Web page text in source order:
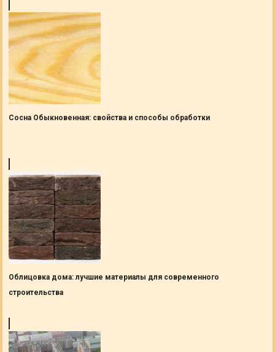
Сосна Обыкновенная: свойства и способы обработки
Облицовка дома: лучшие материалы для современного
строительства